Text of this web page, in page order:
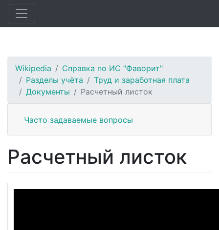
Wikipedia
Справка по ИС "Фаворит"
Разделы учёта
Труд и заработная плата
Документы
Расчетный листок
Часто задаваемые вопросы
Расчетный листок